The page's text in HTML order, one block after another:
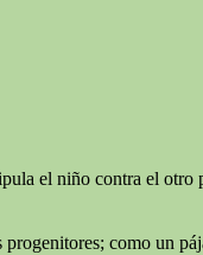
el niño contra el
como un